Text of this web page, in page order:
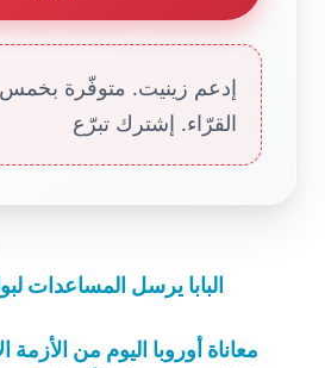
إدعم زينيت. متوفّرة بخمس
القرّاء. إشترك تبرّع
البابا يرسل المساعدات
معاناة أوروبا اليوم من الأزمة